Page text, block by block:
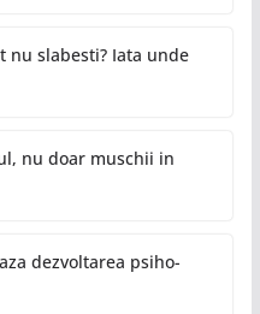
nu slabesti? Iata unde
nu doar muschii in
dezvoltarea psiho-